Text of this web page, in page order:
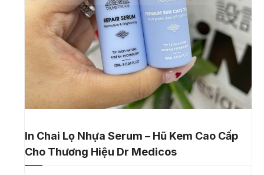
In Chai Lọ Nhựa Serum – Hũ Kem Cao Cấp
Cho Thương Hiệu Dr Medicos